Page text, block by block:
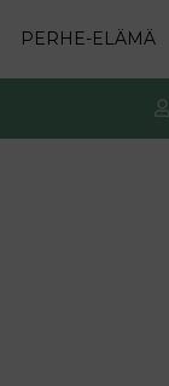
PERHE-ELÄMÄ